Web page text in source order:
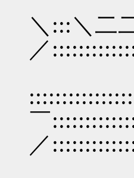
＼:::＼二
／
￣
／